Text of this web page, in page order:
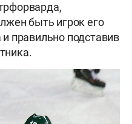
быть игрок его
правильно подставив